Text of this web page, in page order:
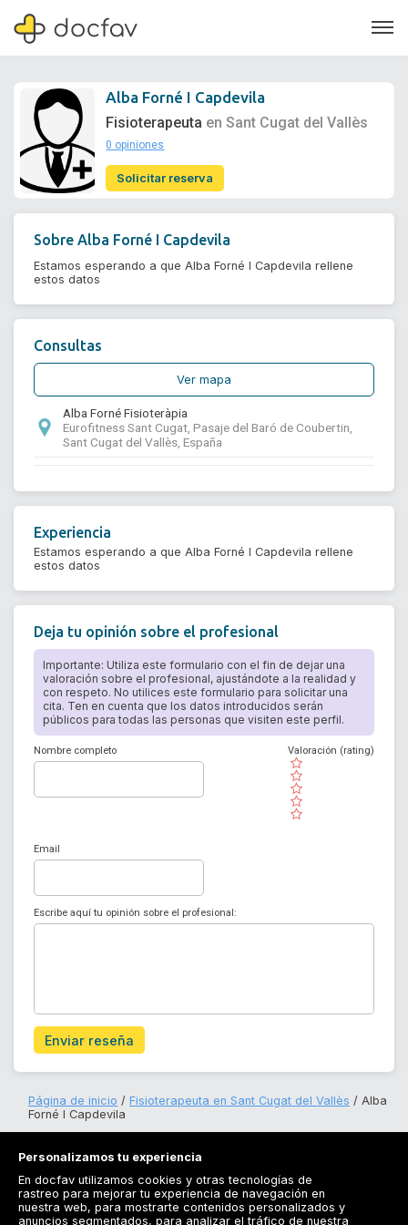
Soporte
¿Eres un doctor?
Alba Forné I Capdevila
Fisioterapeuta en Sant Cugat del Vallès
0 opiniones
Solicitar reserva
SobreAlba Forné I Capdevila
Estamos esperando a que Alba Forné I Capdevila rellene
estos datos
Consultas
Ver mapa
Alba Forné Fisioteràpia
Eurofitness Sant Cugat, Pasaje del Baró de Coubertin,
Sant Cugat del Vallès, España
Experiencia
Estamos esperando a que Alba Forné I Capdevila rellene
estos datos
Deja tu opinión sobre el profesional
Importante: Utiliza este formulario con el fin de dejar una
valoración sobre el profesional, ajustándote a la realidad y
con respeto. No utilices este formulario para solicitar una
cita. Ten en cuenta que los datos introducidos serán
públicos para todas las personas que visiten este perfil.
Nombre completo
( )
( )
( )
( )
( )
Valoración (rating)
Email
Escribe aquí tu opinión sobre el profesional:
Enviar reseña
Página de inicio Fisioterapeuta en Sant Cugat del Vallès
Alba
Forné I Capdevila
Personalizamos tu experiencia
En docfav utilizamos cookies y otras tecnologías de
rastreo para mejorar tu experiencia de navegación en
nuestra web, para mostrarte contenidos personalizados y
anuncios segmentados, para analizar el tráfico de nuestra